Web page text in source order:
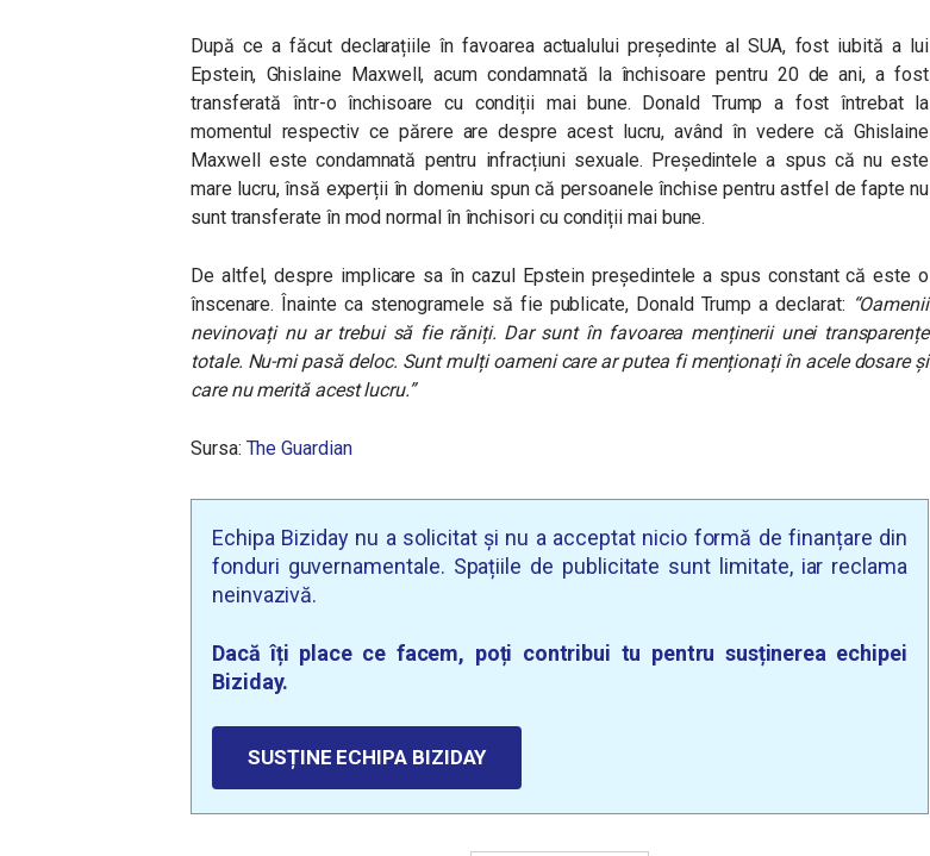
După ce a făcut declarațiile în favoarea actualului președinte al SUA, fost iubită a lui
Epstein, Ghislaine Maxwell, acum condamnată la închisoare pentru 20 de ani, a fost
transferată într-o închisoare cu condiții mai bune. Donald Trump a fost întrebat la
momentul respectiv ce părere are despre acest lucru, având în vedere că Ghislaine
Maxwell este condamnată pentru infracțiuni sexuale. Președintele a spus că nu este
mare lucru, însă experții în domeniu spun că persoanele închise pentru astfel de fapte nu
sunt transferate în mod normal în închisori cu condiții mai bune.
De altfel, despre implicare sa în cazul Epstein președintele a spus constant că este o
înscenare. Înainte ca stenogramele să fie publicate, Donald Trump a declarat: “Oamenii
nevinovați nu ar trebui să fie răniți. Dar sunt în favoarea menținerii unei transparențe
totale. Nu-mi pasă deloc. Sunt mulți oameni care ar putea fi menționați în acele dosare și
care nu merită acest lucru.”
Sursa: The Guardian
Echipa Biziday nu a solicitat și nu a acceptat nicio formă de finanțare din
fonduri guvernamentale. Spațiile de publicitate sunt limitate, iar reclama
neinvazivă.
Dacă îți place ce facem, poți contribui tu pentru susținerea echipei
Biziday.
SUSȚINE ECHIPA BIZIDAY